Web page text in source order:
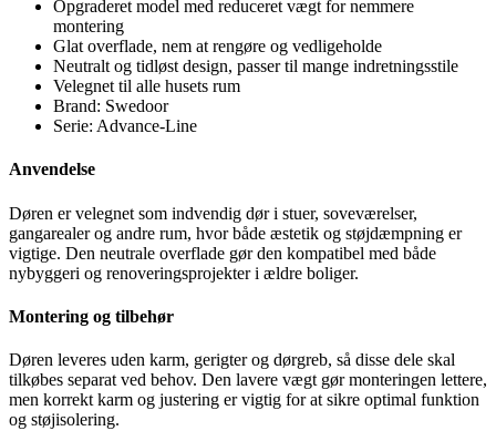
Opgraderet model med reduceret vægt for nemmere
montering
Glat overflade, nem at rengøre og vedligeholde
Neutralt og tidløst design, passer til mange indretningsstile
Velegnet til alle husets rum
Brand: Swedoor
Serie: Advance-Line
Anvendelse
Døren er velegnet som indvendig dør i stuer, soveværelser,
gangarealer og andre rum, hvor både æstetik og støjdæmpning er
vigtige. Den neutrale overflade gør den kompatibel med både
nybyggeri og renoveringsprojekter i ældre boliger.
Montering og tilbehør
Døren leveres uden karm, gerigter og dørgreb, så disse dele skal
tilkøbes separat ved behov. Den lavere vægt gør monteringen lettere,
men korrekt karm og justering er vigtig for at sikre optimal funktion
og støjisolering.